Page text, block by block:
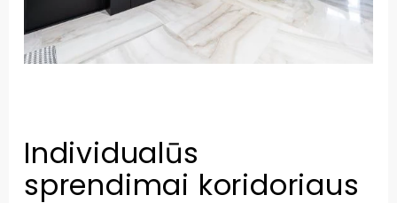
Individualūs
sprendimai koridoriaus